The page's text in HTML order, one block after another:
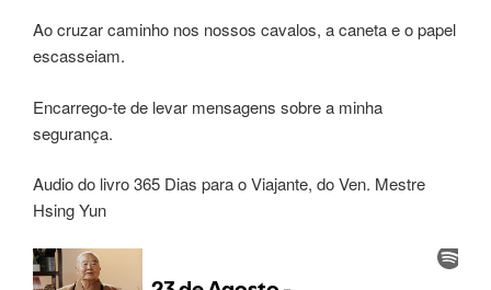
Ao cruzar caminho nos nossos cavalos, a caneta e o papel
escasseiam.
Encarrego-te de levar mensagens sobre a minha
segurança.
Audio do livro 365 Dias para o Viajante, do Ven. Mestre
Hsing Yun